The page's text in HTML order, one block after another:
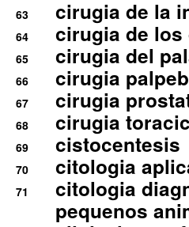
63 cirugia de la
64 cirugia de
65 cirugia del
66 cirugia
67 cirugia
68 cirugia
69 cistocentesis
70 citologia
71
citologia
pequenos